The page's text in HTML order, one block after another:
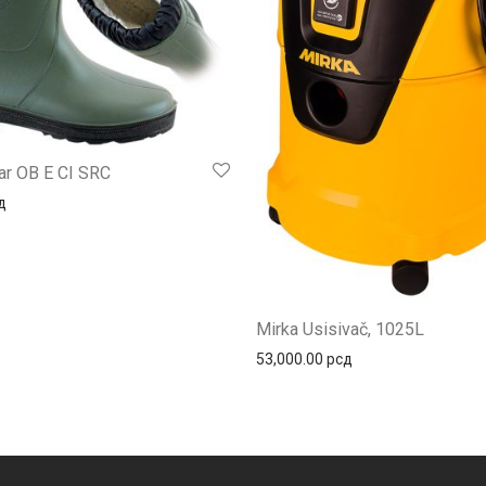
OB E CI SRC
Mirka Usisivač, 1025L
53,000.00 рсд